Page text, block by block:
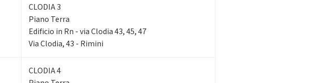
CLODIA 3
Piano Terra
Edificio in Rn - via Clodia 43, 45, 47
Via Clodia, 43 - Rimini
CLODIA 4